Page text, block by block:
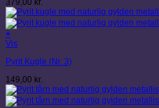
+
Vis
Pyrit Kugle (Nr. 3)
149,00 kr.